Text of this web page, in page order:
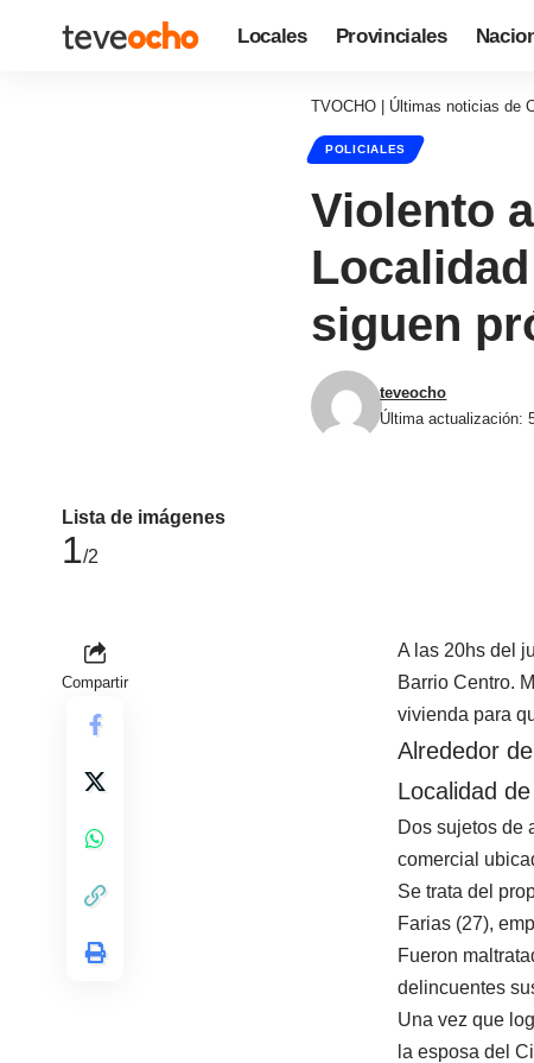
Locales Provinciales
TVOCHO | Últimas noticias de
POLICIALES
Violento
siguen
Última actualización:
teveocho
Lista de imágenes
1/2
Compartir
A las 20hs del
Barrio Centro.
vivienda para
Alrededor
Localidad
Dos sujetos de
comercial
Se trata del
Farias (27),
Fueron
delincuentes
Una vez que
la esposa del